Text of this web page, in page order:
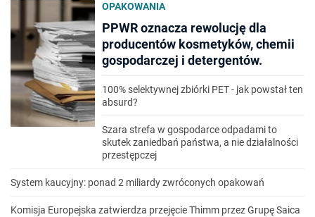
OPAKOWANIA
PPWR oznacza rewolucję dla
producentów kosmetyków, chemii
gospodarczej i detergentów.
100% selektywnej zbiórki PET - jak powstał ten
absurd?
Szara strefa w gospodarce odpadami to
skutek zaniedbań państwa, a nie działalności
przestępczej
System kaucyjny: ponad 2 miliardy zwróconych opakowań
Komisja Europejska zatwierdza przejęcie Thimm przez Grupę Saica